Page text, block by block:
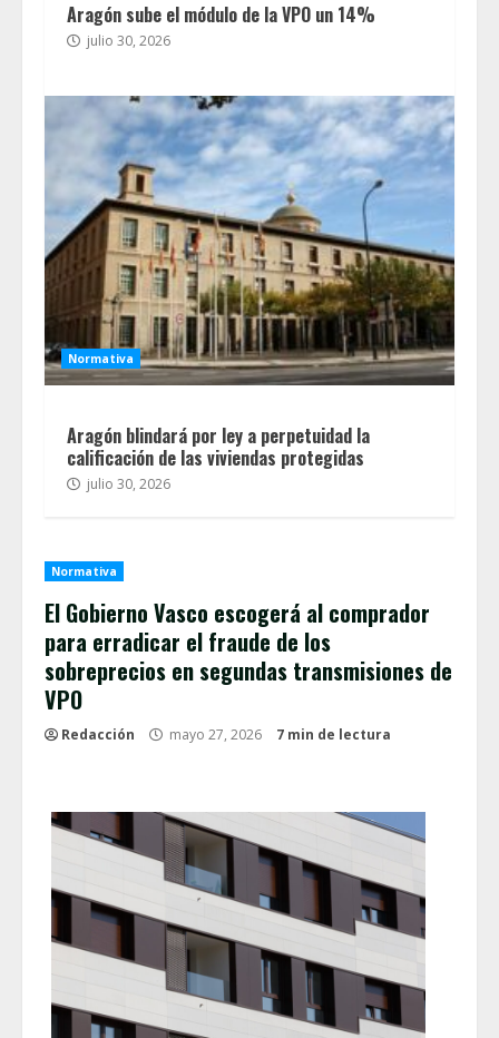
Normativa
El Gobierno Vasco escogerá al comprador
para erradicar el fraude de los
sobreprecios en segundas transmisiones de
VPO
Redacción mayo 27, 2026 7 min de lectura
Aragón sube el módulo de la VPO un 14%
julio 30, 2026
Normativa
Aragón blindará por ley a perpetuidad la
calificación de las viviendas protegidas
julio 30, 2026